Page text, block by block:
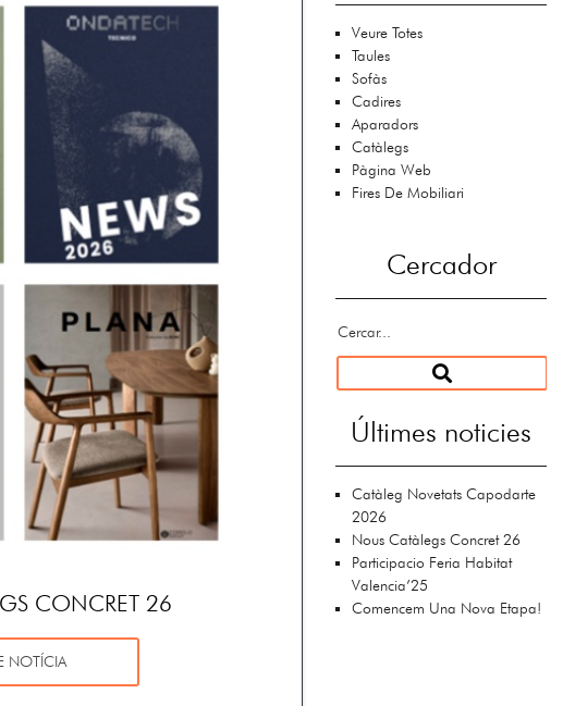
CONCRET 26
NOTÍCIA
Veure Totes
Taules
Sofàs
Cadires
Aparadors
Catàlegs
Pàgina Web
Fires De Mobiliari
Cercador
Últimes noticies
Catàleg Novetats Capodarte
2026
Nous Catàlegs Concret 26
Participacio Feria Habitat
Valencia’25
Comencem Una Nova Etapa!